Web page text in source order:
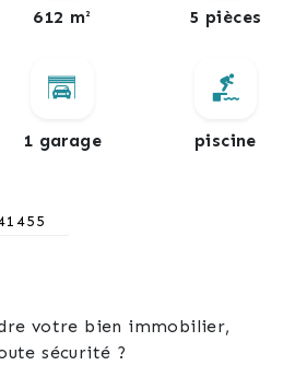
612 m² 5 pièces
1 garage piscine
votre bien immobilier,
sécurité ?